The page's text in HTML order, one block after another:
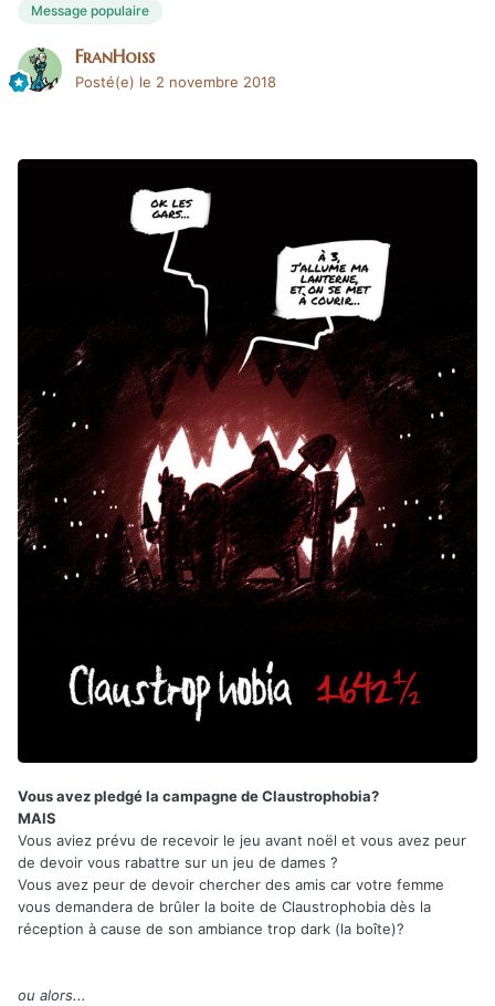
Message populaire
FranHoiss
Posté(e) le 2 novembre 2018
Vous avez pledgé la campagne de Claustrophobia?
MAIS
Vous aviez prévu de recevoir le jeu avant noël et vous avez peur
de devoir vous rabattre sur un jeu de dames ?
Vous avez peur de devoir chercher des amis car votre femme
vous demandera de brûler la boite de Claustrophobia dès la
réception à cause de son ambiance trop dark (la boîte)?
ou alors...